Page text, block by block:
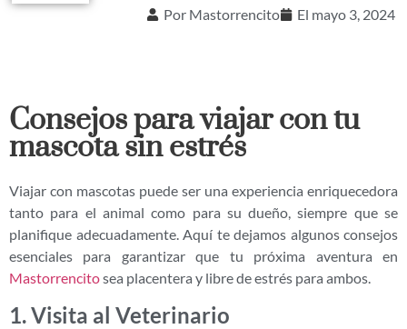
Por Mastorrencito El mayo 3, 2024
Consejos para viajar con tu
mascota sin estrés
Viajar con mascotas puede ser una experiencia enriquecedora
tanto para el animal como para su dueño, siempre que se
planifique adecuadamente. Aquí te dejamos algunos consejos
esenciales para garantizar que tu próxima aventura en
Mastorrencitosea placentera y libre de estrés para ambos.
1. Visita al Veterinario